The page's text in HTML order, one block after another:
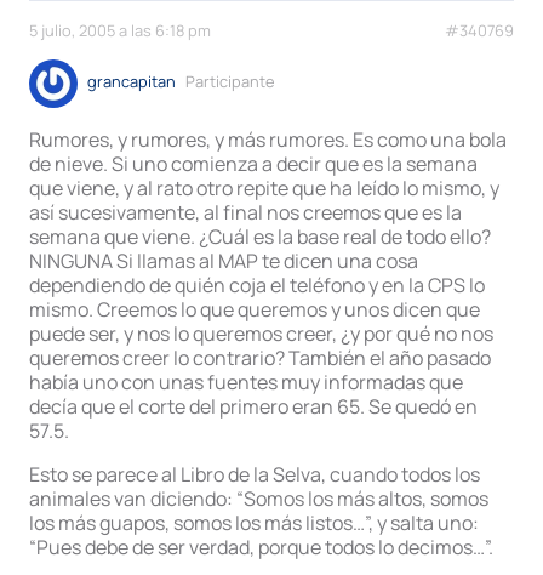
5 julio, 2005 a las 6:18 pm #340769
grancapitan Participante
Rumores, y rumores, y más rumores. Es como una bola
de nieve. Si uno comienza a decir que es la semana
que viene, y al rato otro repite que ha leído lo mismo, y
así sucesivamente, al final nos creemos que es la
semana que viene. ¿Cuál es la base real de todo ello?
NINGUNA Si llamas al MAP te dicen una cosa
dependiendo de quién coja el teléfono y en la CPS lo
mismo. Creemos lo que queremos y unos dicen que
puede ser, y nos lo queremos creer, ¿y por qué no nos
queremos creer lo contrario? También el año pasado
había uno con unas fuentes muy informadas que
decía que el corte del primero eran 65. Se quedó en
57.5.
Esto se parece al Libro de la Selva, cuando todos los
animales van diciendo: “Somos los más altos, somos
los más guapos, somos los más listos…”, y salta uno:
“Pues debe de ser verdad, porque todos lo decimos…”.